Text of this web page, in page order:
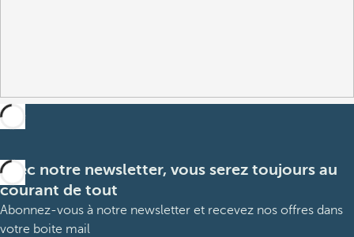
Avec notre newsletter, vous serez toujours au
courant de tout
Abonnez-vous à notre newsletter et recevez nos offres dans
votre boite mail